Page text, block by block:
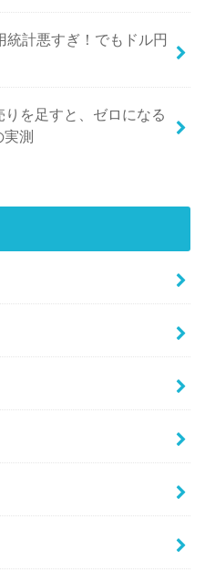
計悪すぎ！でもドル円
を足すと、ゼロになる
測